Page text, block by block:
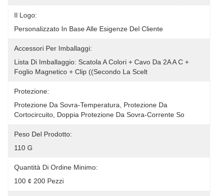
Il Logo:
Personalizzato In Base Alle Esigenze Del Cliente
Accessori Per Imballaggi:
Lista Di Imballaggio: Scatola A Colori + Cavo Da 2A A C +
Foglio Magnetico + Clip ((secondo La Scelt
Protezione:
Protezione Da Sovra-Temperatura, Protezione Da
Cortocircuito, Doppia Protezione Da Sovra-Corrente So
Peso Del Prodotto:
110 G
Quantità Di Ordine Minimo:
100 ¢ 200 Pezzi